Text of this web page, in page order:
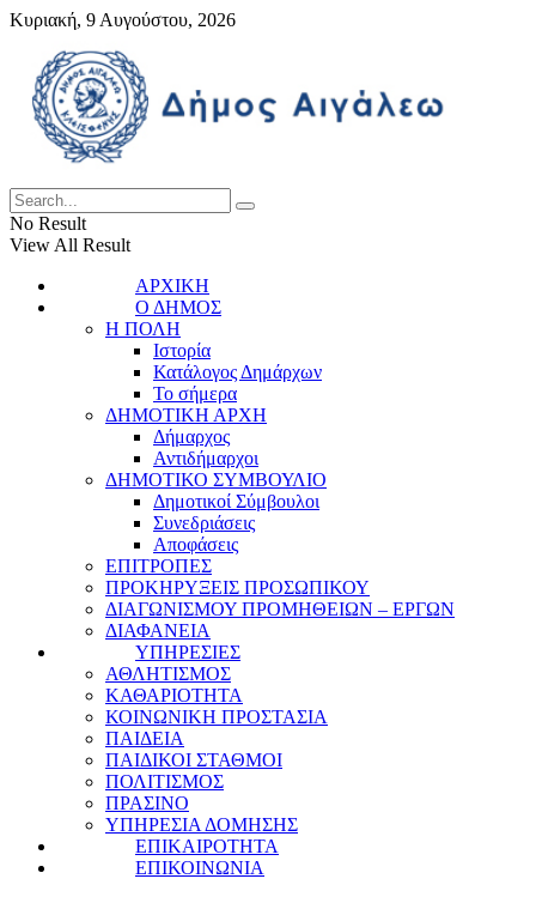
Κυριακή, 9 Αυγούστου, 2026
No Result
View All Result
ΑΡΧΙΚΗ
Ο ΔΗΜΟΣ
Η ΠΟΛΗ
Ιστορία
Κατάλογος Δημάρχων
Το σήμερα
ΔΗΜΟΤΙΚΗ ΑΡΧΗ
Δήμαρχος
Αντιδήμαρχοι
ΔΗΜΟΤΙΚΟ ΣΥΜΒΟΥΛΙΟ
Δημοτικοί Σύμβουλοι
Συνεδριάσεις
Αποφάσεις
ΕΠΙΤΡΟΠΕΣ
ΠΡΟΚΗΡΥΞΕΙΣ ΠΡΟΣΩΠΙΚΟΥ
ΔΙΑΓΩΝΙΣΜΟΥ ΠΡΟΜΗΘΕΙΩΝ – ΕΡΓΩΝ
ΔΙΑΦΑΝΕΙΑ
ΥΠΗΡΕΣΙΕΣ
ΑΘΛΗΤΙΣΜΟΣ
ΚΑΘΑΡΙΟΤΗΤΑ
ΚΟΙΝΩΝΙΚΗ ΠΡΟΣΤΑΣΙΑ
ΠΑΙΔΕΙΑ
ΠΑΙΔΙΚΟΙ ΣΤΑΘΜΟΙ
ΠΟΛΙΤΙΣΜΟΣ
ΠΡΑΣΙΝΟ
ΥΠΗΡΕΣΙΑ ΔΟΜΗΣΗΣ
ΕΠΙΚΑΙΡΟΤΗΤΑ
ΕΠΙΚΟΙΝΩΝΙΑ